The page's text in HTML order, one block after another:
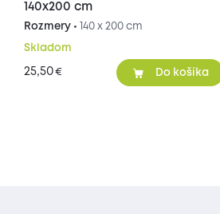
140x200 cm
Rozmery • 140 x 200 cm
Skladom
25,50€ Do košíka